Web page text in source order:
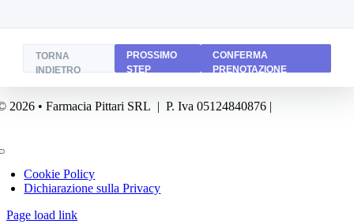
TORNA
INDIETRO
PROSSIMO
STEP
CONFERMA
PRENOTAZIONE
2026 • Farmacia Pittari SRL | P. Iva 05124840876 |
Cookie Policy
Dichiarazione sulla Privacy
Page load link